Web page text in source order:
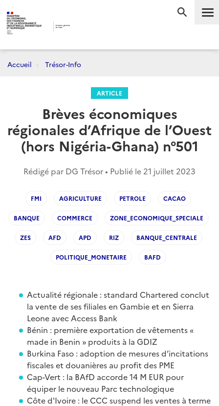
Accueil Trésor-Info
ARTICLE
Brèves économiques
régionales d’Afrique de l’Ouest
(hors Nigéria-Ghana) n°501
Rédigé par DG Trésor • Publié le 21 juillet 2023
FMI AGRICULTURE PETROLE CACAO
BANQUE COMMERCE ZONE_ECONOMIQUE_SPECIALE
ZES AFD APD RIZ BANQUE_CENTRALE
POLITIQUE_MONETAIRE BAFD
Actualité régionale : standard Chartered conclut
la vente de ses filiales en Gambie et en Sierra
Leone avec Access Bank
Bénin : première exportation de vêtements «
made in Benin » produits à la GDIZ
Burkina Faso : adoption de mesures d’incitations
fiscales et douanières au profit des PME
Cap-Vert : la BAfD accorde 14 M EUR pour
équiper le nouveau Parc technologique
Côte d'Ivoire : le CCC suspend les ventes à terme